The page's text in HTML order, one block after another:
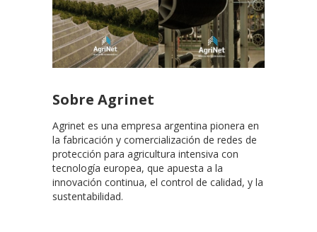
Sobre Agrinet
Agrinet es una empresa argentina pionera en
la fabricación y comercialización de redes de
protección para agricultura intensiva con
tecnología europea, que apuesta a la
innovación continua, el control de calidad, y la
sustentabilidad.